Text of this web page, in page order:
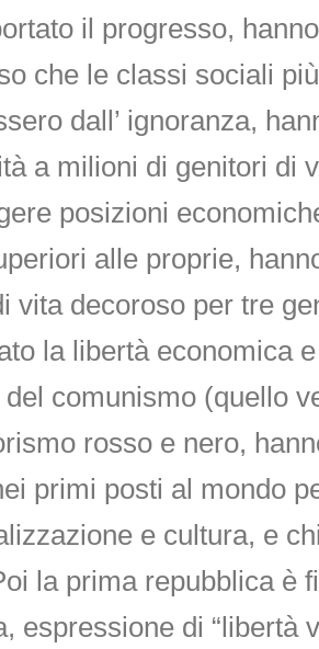
il progresso,
che le classi sociali
dall’ ignoranza,
a milioni di genitori di
posizioni
alle proprie,
vita decoroso per tre
la libertà economica
comunismo (quello
rosso e nero,
primi posti al mondo
e cultura, e
la prima repubblica è
espressione di “libertà